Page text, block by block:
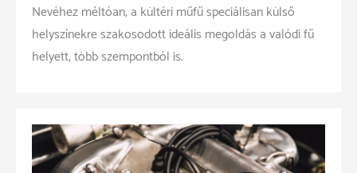
Nevéhez méltóan, a kültéri műfű speciálisan külső
helyszínekre szakosodott ideális megoldás a valódi fű
helyett, több szempontból is.